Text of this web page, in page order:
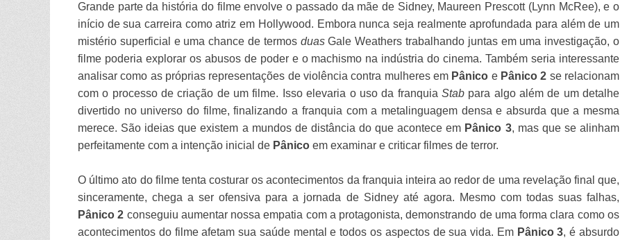
Grande parte da história do filme envolve o passado da mãe de Sidney, Maureen Prescott (Lynn McRee), e o
início de sua carreira como atriz em Hollywood. Embora nunca seja realmente aprofundada para além de um
mistério superficial e uma chance de termos duasGale Weathers trabalhando juntas em uma investigação, o
filme poderia explorar os abusos de poder e o machismo na indústria do cinema. Também seria interessante
analisar como as próprias representações de violência contra mulheres em Pânico e Pânico 2 se relacionam
com o processo de criação de um filme. Isso elevaria o uso da franquia Stab para algo além de um detalhe
divertido no universo do filme, finalizando a franquia com a metalinguagem densa e absurda que a mesma
merece. São ideias que existem a mundos de distância do que acontece em Pânico 3, mas que se alinham
perfeitamente com a intenção inicial de Pânico em examinar e criticar filmes de terror.
O último ato do filme tenta costurar os acontecimentos da franquia inteira ao redor de uma revelação final que,
sinceramente, chega a ser ofensiva para a jornada de Sidney até agora. Mesmo com todas suas falhas,
Pânico 2 conseguiu aumentar nossa empatia com a protagonista, demonstrando de uma forma clara como os
acontecimentos do filme afetam sua saúde mental e todos os aspectos de sua vida. Em Pânico 3, é absurdo